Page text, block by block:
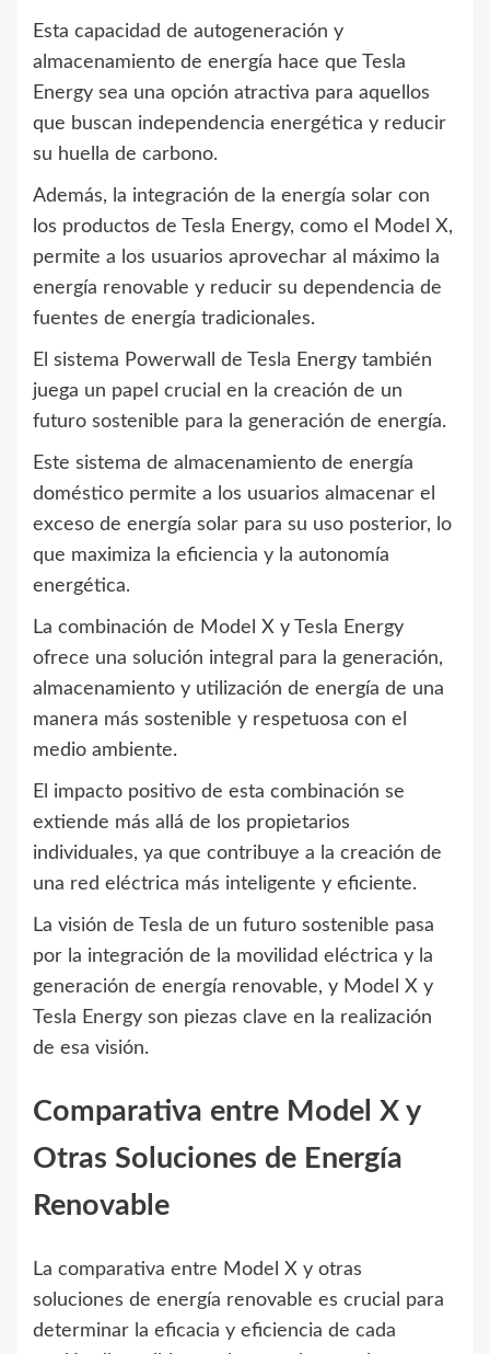
Esta capacidad de autogeneración y
almacenamiento de energía hace que Tesla
Energy sea una opción atractiva para aquellos
que buscan independencia energética y reducir
su huella de carbono.
Además, la integración de la energía solar con
los productos de Tesla Energy, como el Model X,
permite a los usuarios aprovechar al máximo la
energía renovable y reducir su dependencia de
fuentes de energía tradicionales.
El sistema Powerwall de Tesla Energy también
juega un papel crucial en la creación de un
futuro sostenible para la generación de energía.
Este sistema de almacenamiento de energía
doméstico permite a los usuarios almacenar el
exceso de energía solar para su uso posterior, lo
que maximiza la eficiencia y la autonomía
energética.
La combinación de Model X y Tesla Energy
ofrece una solución integral para la generación,
almacenamiento y utilización de energía de una
manera más sostenible y respetuosa con el
medio ambiente.
El impacto positivo de esta combinación se
extiende más allá de los propietarios
individuales, ya que contribuye a la creación de
una red eléctrica más inteligente y eficiente.
La visión de Tesla de un futuro sostenible pasa
por la integración de la movilidad eléctrica y la
generación de energía renovable, y Model X y
Tesla Energy son piezas clave en la realización
de esa visión.
Comparativa entre Model X y
Otras Soluciones de Energía
Renovable
La comparativa entre Model X y otras
soluciones de energía renovable es crucial para
determinar la eficacia y eficiencia de cada